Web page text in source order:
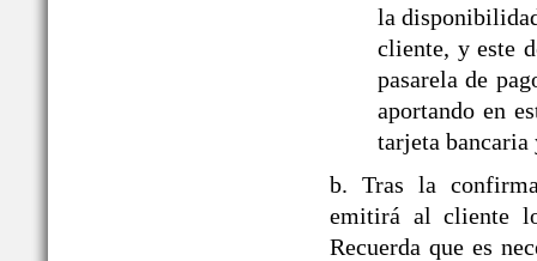
la
cliente, y este
pasarela de
aportando en
tarjeta bancaria
b. Tras la
emitirá al cliente
Recuerda que es